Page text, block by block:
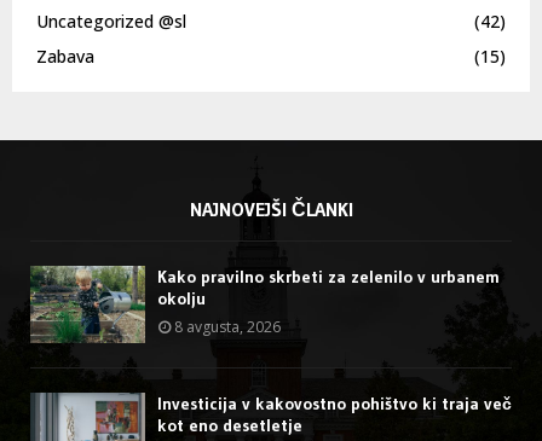
Uncategorized @sl
(42)
Zabava
(15)
NAJNOVEJŠI ČLANKI
Kako pravilno skrbeti za zelenilo v urbanem
okolju
8 avgusta, 2026
Investicija v kakovostno pohištvo ki traja več
kot eno desetletje